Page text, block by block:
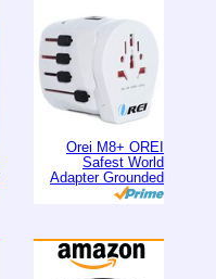
Orei M8+ OREI
Safest World
Adapter Grounded